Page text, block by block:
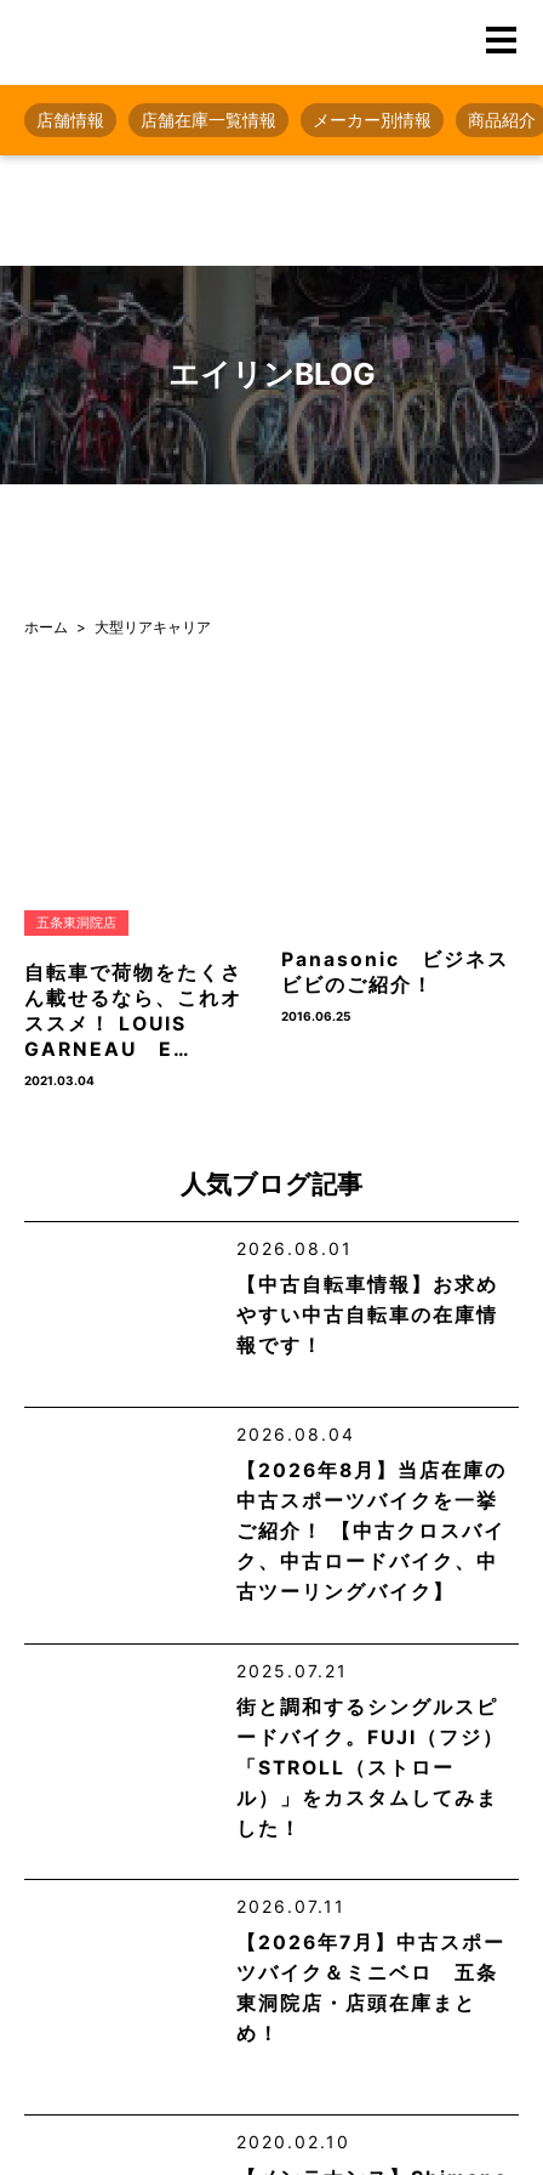
店舗情報 店舗在庫一覧情報 メーカー別情報 商品紹介
エイリンBLOG
ホーム 大型リアキャリア
五条東洞院店
自転車で荷物をたくさ
ん載せるなら、これオ
ススメ！ LOUIS
GARNEAU E…
2021.03.04
Panasonic ビジネス
ビビのご紹介！
2016.06.25
人気ブログ記事
2026.08.01
【中古自転車情報】お求め
やすい中古自転車の在庫情
報です！
2026.08.04
【2026年8月】当店在庫の
中古スポーツバイクを一挙
ご紹介！ 【中古クロスバイ
ク、中古ロードバイク、中
古ツーリングバイク】
2025.07.21
街と調和するシングルスピ
ードバイク。FUJI（フジ）
「STROLL（ストロー
ル）」をカスタムしてみま
した！
2026.07.11
【2026年7月】中古スポー
ツバイク＆ミニベロ 五条
東洞院店・店頭在庫まと
め！
2020.02.10